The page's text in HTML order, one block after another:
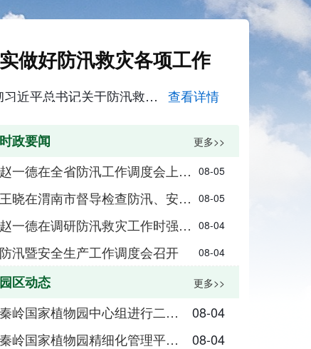
做好防汛救灾各项工作
8月4日，全省防汛工作调度会在西安召开。省委书记赵一德出席会议并讲话。他强调，要深入学习贯彻习近平总书记关于防汛救灾工作的重要指示精神，坚持人民至上、生命至上，进一步树牢底线思维、极限思维，严密有效应对本轮强降雨，扎实做好防汛救灾各项工作，切实保障人民群众生命财产安全。 赵一德指出，新一轮强 查看详情
时政要闻 更多>>
赵一德在全省防汛工作调度会上强调严密有效应对本轮强降雨 扎实做好防汛救灾各项工作 08-05
王晓在渭南市督导检查防汛、安全生产、消防工作 08-05
赵一德在调研防汛救灾工作时强调|树牢底线思维极限思维 以严实举措保障全省安全度汛 08-04
防汛暨安全生产工作调度会召开 08-04
园区动态 更多>>
秦岭国家植物园中心组进行二〇二六年第八次集中学习
08-04
秦岭国家植物园精细化管理平台6月份运行简报
08-04